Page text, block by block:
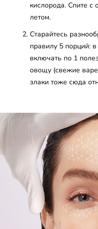
кислорода. Спите с
летом.
Старайтесь
правилу 5 порций:
включать по 1
овощу (свежие
злаки тоже сюда